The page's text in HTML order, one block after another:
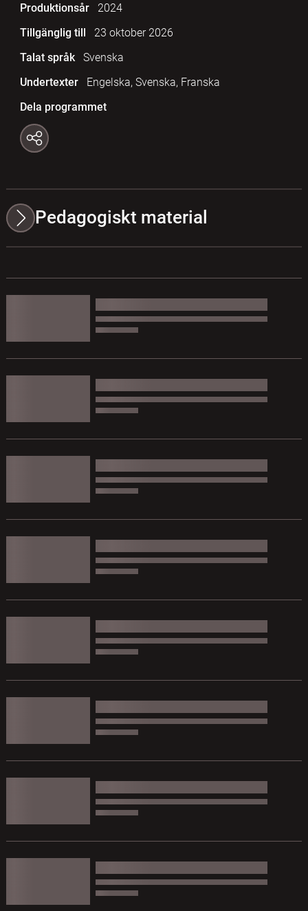
Produktionsår
2024
Tillgänglig till
23 oktober 2026
Talat språk
Svenska
Undertexter
Engelska, Svenska, Franska
Dela programmet
Pedagogiskt material